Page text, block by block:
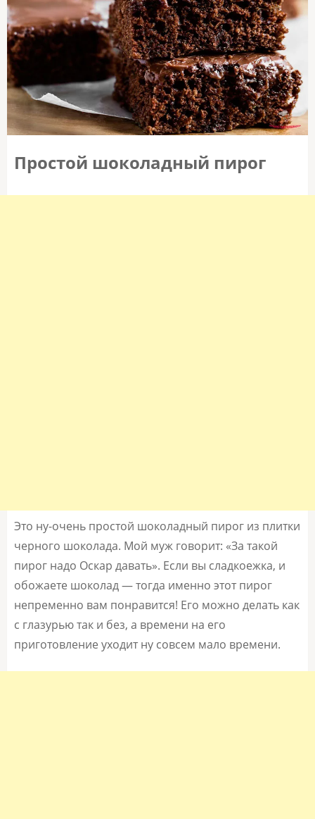
Простой шоколадный пирог
Это ну-очень простой шоколадный пирог из плитки
черного шоколада. Мой муж говорит: «За такой
пирог надо Оскар давать». Если вы сладкоежка, и
обожаете шоколад — тогда именно этот пирог
непременно вам понравится! Его можно делать как
с глазурью так и без, а времени на его
приготовление уходит ну совсем мало времени.